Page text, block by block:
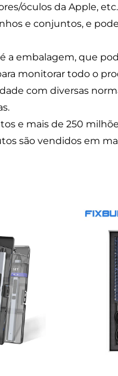
óculos da Apple,
e conjuntos, e
a embalagem, que
monitorar todo o
com diversas
e mais de 250
são vendidos em